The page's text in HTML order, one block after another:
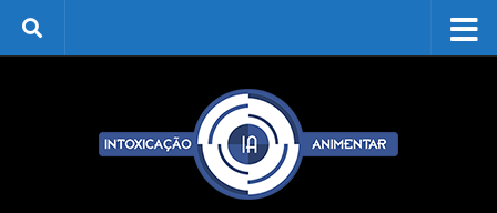
Skip to content